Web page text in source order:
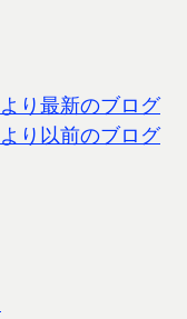
より最新のブログ
より以前のブログ